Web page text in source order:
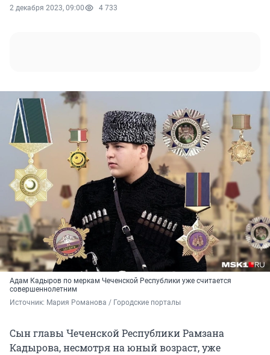
2 декабря 2023, 09:00 4 733
Адам Кадыров по меркам Чеченской Республики уже считается
совершеннолетним
Источник: Мария Романова / Городские порталы
Сын главы Чеченской Республики Рамзана
Кадырова, несмотря на юный возраст, уже